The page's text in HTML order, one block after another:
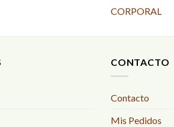
CORPORAL
CONTACTO
Contacto
Mis Pedidos